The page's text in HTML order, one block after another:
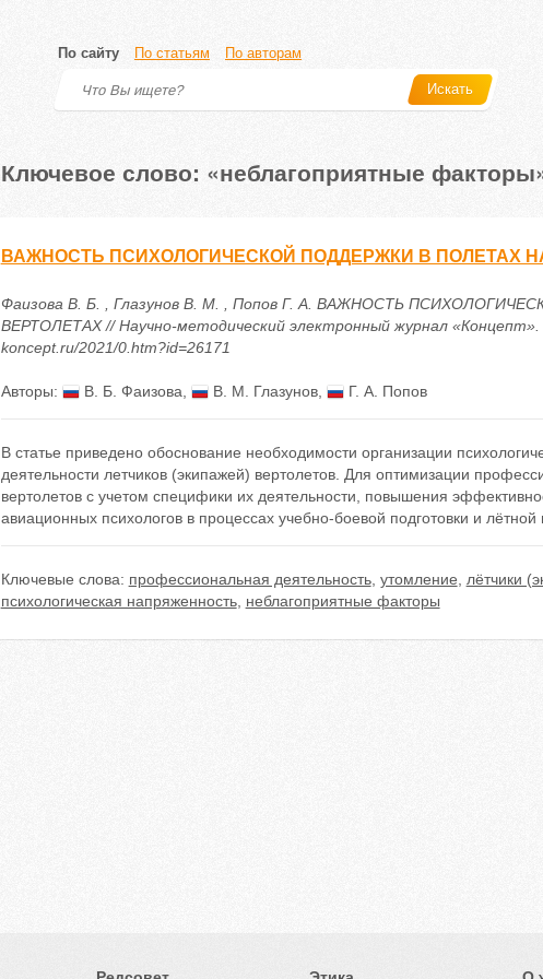
По сайту По статьям По авторам
Искать
Ключевое слово: «неблагоприятные
ВАЖНОСТЬ ПСИХОЛОГИЧЕСКОЙ ПОДДЕРЖКИ В ПОЛЕТАХ
Фаизова В. Б. , Глазунов В. М. , Попов Г. А. ВАЖНОСТЬ
ВЕРТОЛЕТАХ // Научно-методический электронный журнал «Концепт».
koncept.ru/2021/0.htm?id=26171
Авторы: В. Б. Фаизова В. М. Глазунов, Г. А. Попов
В статье приведено обоснование необходимости организации
деятельности летчиков (экипажей) вертолетов. Для оптимизации
вертолетов с учетом специфики их деятельности, повышения
авиационных психологов в процессах учебно-боевой подготовки и лётной
Ключевые слова: профессиональная деятельность, утомление лётчики
психологическая напряженность, неблагоприятные факторы